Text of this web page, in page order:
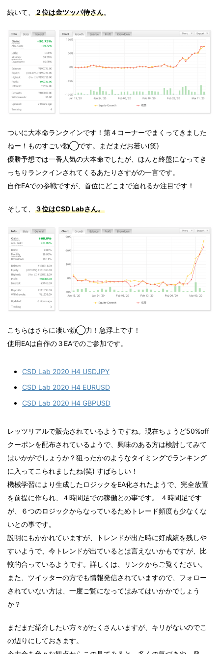
続いて、 ２位は金ツッパ侍さん。
ついに大本命ランクインです！第４コーナーでまくってきました
ねー！ものすごい勃◯です。まだまだお若い(笑)
優勝予想では一番人気の大本命でしたが、ほんと終盤になってき
っちりランクインされてくるあたりさすがの一言です。
自作EAでの参戦ですが、首位にどこまで迫れるか注目です！
そして、 ３位はCSD Labさん。
こちらはさらに凄い勃◯力！急浮上です！
使用EAは自作の３EAでのご参加です。
CSD Lab 2020 H4 USDJPY
CSD Lab 2020 H4 EURUSD
CSD Lab 2020 H4 GBPUSD
レッツリアルで販売されているようですね。現在ちょうど50%off
クーポンを配布されているようで、興味のある方は検討してみて
はいかがでしょうか？狙ったかのようなタイミングでランキング
に入ってこられましたね(笑) すばらしい！
機械学習により生成したロジックをEA化されたようで、完全放置
を前提に作られ、４時間足での稼働との事です。 ４時間足です
が、６つのロジックからなっているためトレード頻度も少なくな
いとの事です。
説明にもかかれていますが、トレンドが出た時に好成績を残しや
すいようで、今トレンドが出ているとは言えないかもですが、比
較的合っているようです。詳しくは、リンクからご覧ください。
また、ツイッターの方でも情報発信されていますので、フォロー
されていない方は、一度ご覧になってはみてはいかかでしょう
か？
まだまだ紹介したい方々がたくさんいますが、キリがないのでこ
の辺りにしておきます。